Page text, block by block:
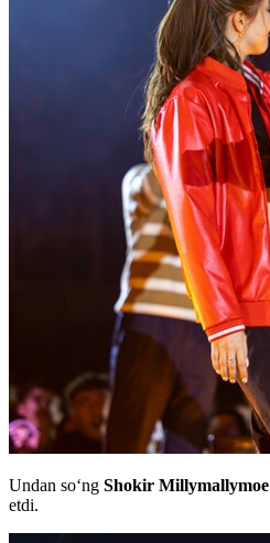
Undan so‘ng Shokir Millymallymoe
etdi.